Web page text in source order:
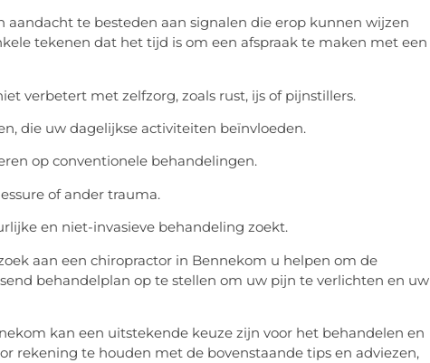
te besteden aan signalen die erop kunnen wijzen
tekenen dat het tijd is om een afspraak te maken met een
verbetert met zelfzorg, zoals rust, ijs of pijnstillers.
die uw dagelijkse activiteiten beïnvloeden.
op conventionele behandelingen.
of ander trauma.
en niet-invasieve behandeling zoekt.
aan een chiropractor in Bennekom u helpen om de
behandelplan op te stellen om uw pijn te verlichten en uw
kan een uitstekende keuze zijn voor het behandelen en
rekening te houden met de bovenstaande tips en adviezen,